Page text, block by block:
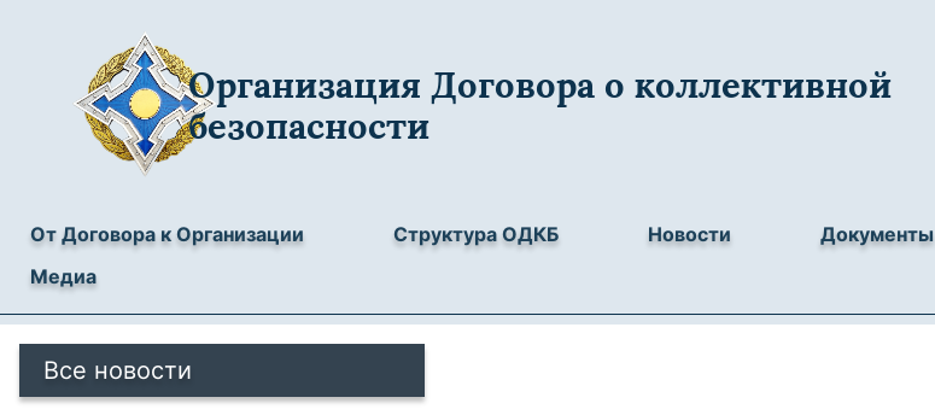
Организация Договора о коллективной
безопасности
От Договора к Организации Структура ОДКБ Новости Документы
Медиа
Все новости